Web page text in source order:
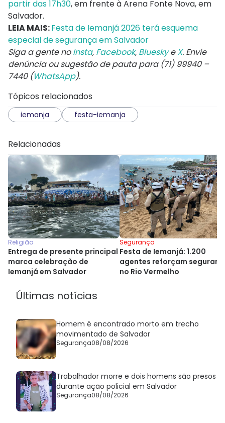
partir das 17h30, em frente à Arena Fonte Nova, em
Salvador.
LEIA MAIS:Festa de Iemanjá 2026 terá esquema
especial de segurança em Salvador
Siga a gente noInsta, Facebook, BlueskyeX. Envie
denúncia ou sugestão de pauta para (71) 99940 –
7440 (WhatsApp).
Tópicos relacionados
iemanja festa-iemanja
Relacionadas
Religião
Entrega de presente principal
marca celebração de
Iemanjá em Salvador
Segurança
Festa de Iemanjá: 1.200
agentes reforçam
no Rio Vermelho
Últimas notícias
Homem é encontrado morto em trecho
movimentado de Salvador
Segurança08/08/2026
Trabalhador morre e dois homens são presos
durante ação policial em Salvador
Segurança08/08/2026